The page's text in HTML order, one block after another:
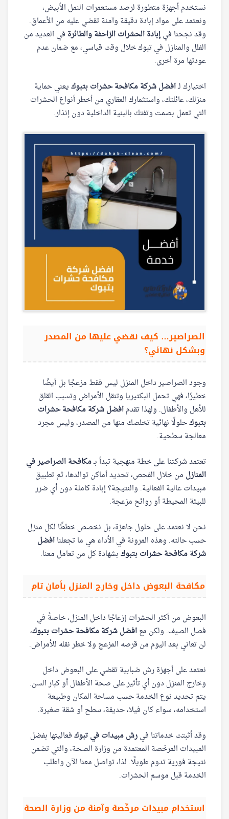
نستخدم أجهزة متطورة لرصد مستعمرات النمل الأبيض،
ونعتمد على مواد إبادة دقيقة وآمنة تقضي عليه من الأعماق.
وقد نجحنا فيإبادة الحشرات الزاحفة والطائرة في العديد من
الفلل والمنازل في تبوك خلال وقت قياسي، مع ضمان عدم
عودتها مرة أخرى.
اختيارك لـافضل شركة مكافحة حشرات بتبوكيعني حماية
منزلك، عائلتك، واستثمارك العقاري من أخطر أنواع الحشرات
التي تعمل بصمت وتفتك بالبنية الداخلية دون إنذار.
الصراصير… كيف نقضي عليها من المصدر
وبشكل نهائي؟
وجود الصراصير داخل المنزل ليس فقط مزعجًا بل أيضًا
خطيرًا، فهي تحمل البكتيريا وتنقل الأمراض وتسبب القلق
للأهل والأطفال. ولهذا تقدمافضل شركة مكافحة حشرات
بتبوكحلولًا نهائية تخلصك منها من المصدر، وليس مجرد
معالجة سطحية.
تعتمد شركتنا على خطة منهجية تبدأ بـمكافحة الصراصير في
المنازل من خلال الفحص، تحديد أماكن توالدها، ثم تطبيق
مبيدات عالية الفعالية. والنتيجة؟ إبادة كاملة دون أي ضرر
للبيئة المحيطة أو روائح مزعجة.
نحن لا نعتمد على حلول جاهزة، بل نخصص خططًا لكل منزل
حسب حالته. وهذه المرونة في الأداء هي ما تجعلناافضل
شركة مكافحة حشرات بتبوكبشهادة كل من تعامل معنا.
مكافحة البعوض داخل وخارج المنزل بأمان تام
البعوض من أكثر الحشرات إزعاجًا داخل المنزل، خاصةً في
فصل الصيف. ولكن معافضل شركة مكافحة حشرات بتبوك،
لن تعاني بعد اليوم من قرصه المزعج ولا خطر نقله للأمراض.
نعتمد على أجهزة رش ضبابية تقضي على البعوض داخل
وخارج المنزل دون أي تأثير على صحة الأطفال أو كبار السن.
يتم تحديد نوع الخدمة حسب مساحة المكان وطبيعة
استخدامه، سواء كان فيلا، حديقة، سطح أو شقة صغيرة.
وقد أثبتت خدماتنا فيرش مبيدات في تبوكفعاليتها بفضل
المبيدات المرخّصة المعتمدة من وزارة الصحة، والتي تضمن
نتيجة فورية تدوم طويلًا. لذا، تواصل معنا الآن واطلب
الخدمة قبل موسم الحشرات.
استخدام مبيدات مرخّصة وآمنة من وزارة الصحة